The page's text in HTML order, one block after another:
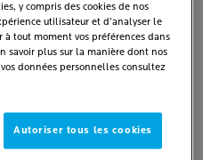
SOIN DE
LES EFFETS
y compris des cookies de nos
utilisateur et d’analyser le
à tout moment vos préférences dans
savoir plus sur la manière dont nos
données personnelles consultez
Autoriser tous les cookies